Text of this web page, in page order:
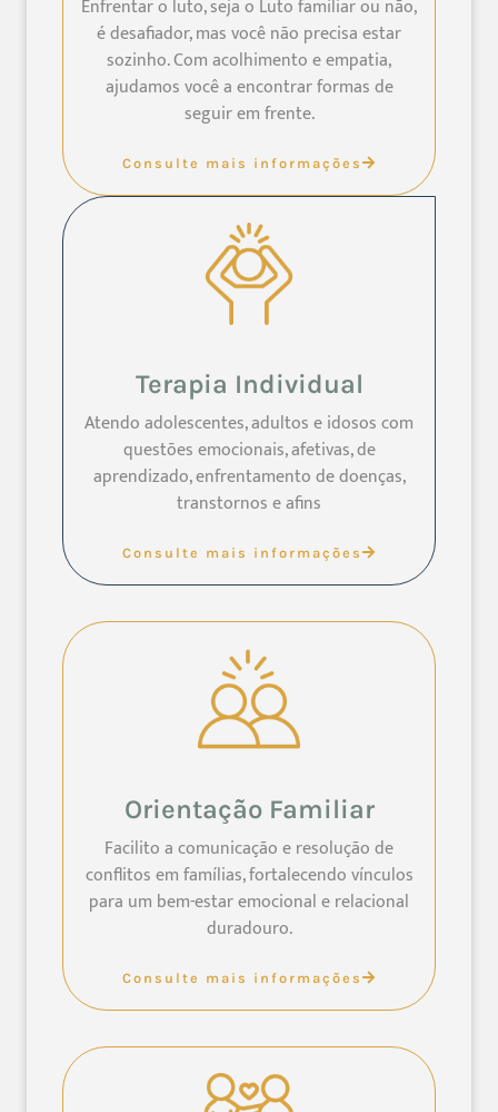
Enfrentar o luto, seja o Luto familiar ou não,
é desafiador, mas você não precisa estar
sozinho. Com acolhimento e empatia,
ajudamos você a encontrar formas de
seguir em frente.
Consulte mais informações
Terapia Individual
Atendo adolescentes, adultos e idosos com
questões emocionais, afetivas, de
aprendizado, enfrentamento de doenças,
transtornos e afins
Consulte mais informações
Orientação Familiar
Facilito a comunicação e resolução de
conflitos em famílias, fortalecendo vínculos
para um bem-estar emocional e relacional
duradouro.
Consulte mais informações